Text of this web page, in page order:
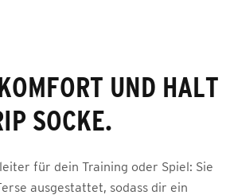
UND HALT
SOCKE.
für dein Training oder Spiel: Sie
ausgestattet, sodass dir ein